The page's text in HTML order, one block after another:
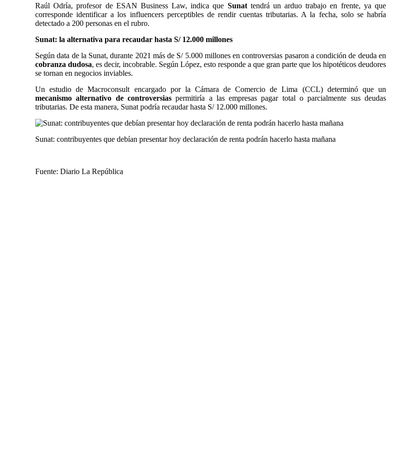
Raúl Odría, profesor de ESAN Business Law, indica que Sunat tendrá un arduo trabajo en frente, ya que
corresponde identificar a los influencers perceptibles de rendir cuentas tributarias. A la fecha, solo se habría
detectado a 200 personas en el rubro.
Sunat: la alternativa para recaudar hasta S/ 12.000 millones
Según data de la Sunat, durante 2021 más de S/ 5.000 millones en controversias pasaron a condición de deuda en
cobranza dudosa, es decir, incobrable. Según López, esto responde a que gran parte que los hipotéticos deudores
se tornan en negocios inviables.
Un estudio de Macroconsult encargado por la Cámara de Comercio de Lima (CCL) determinó que un
mecanismo alternativo de controversiaspermitiría a las empresas pagar total o parcialmente sus deudas
tributarias. De esta manera, Sunat podría recaudar hasta S/ 12.000 millones.
Sunat: contribuyentes que debían presentar hoy declaración de renta podrán hacerlo hasta mañana
Fuente: Diario La República